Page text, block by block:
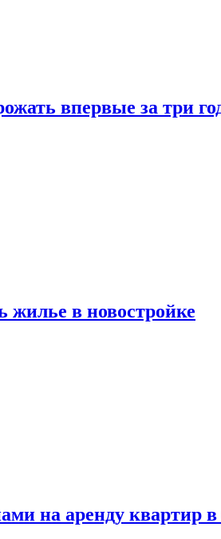
впервые за три
жилье в новостройке
на аренду квартир